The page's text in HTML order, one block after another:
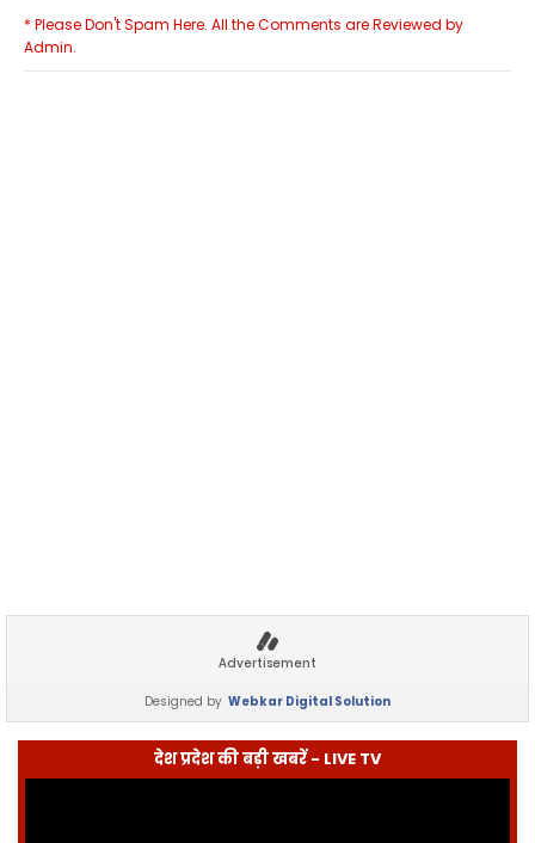
* Please Don't Spam Here. All the Comments are Reviewed by
Admin.
Advertisement
Designed by Webkar Digital Solution
देश प्रदेश की बड़ी खबरें - LIVE TV